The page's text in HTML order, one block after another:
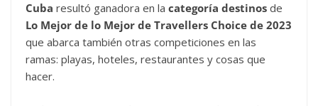
Cuba resultó ganadora en la categoría destinos de
Lo Mejor de lo Mejor de Travellers Choice de 2023
que abarca también otras competiciones en las
ramas: playas, hoteles, restaurantes y cosas que
hacer.